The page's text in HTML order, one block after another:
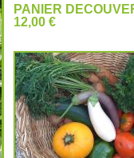
PANIER
12,00 €